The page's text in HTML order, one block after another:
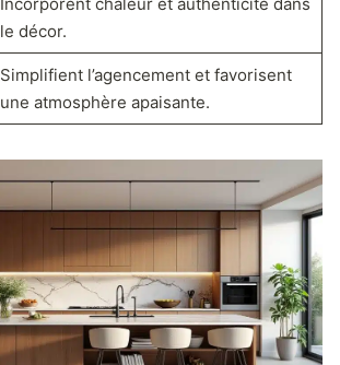
le décor.
Simplifient l’agencement et favorisent
une atmosphère apaisante.